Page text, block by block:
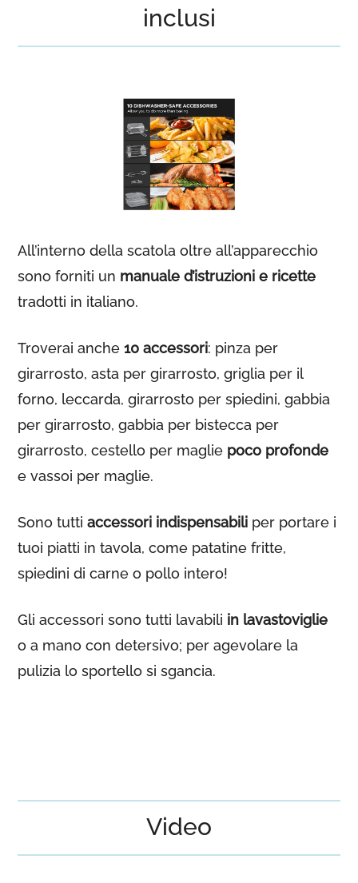
inclusi
All’interno della scatola oltre all’apparecchio
sono forniti un manuale d’istruzioni e ricette
tradotti in italiano.
Troverai anche10 accessori: pinza per
girarrosto, asta per girarrosto, griglia per il
forno, leccarda, girarrosto per spiedini, gabbia
per girarrosto, gabbia per bistecca per
girarrosto, cestello per maglie poco profonde
e vassoi per maglie.
Sono tuttiaccessori indispensabili per portare i
tuoi piatti in tavola, come patatine fritte,
spiedini di carne o pollo intero!
Gli accessori sono tutti lavabili in lavastoviglie
o a mano con detersivo; per agevolare la
pulizia lo sportello si sgancia.
Video